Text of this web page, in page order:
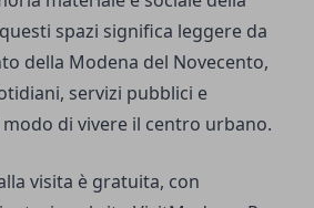
spazi significa leggere da
della Modena del Novecento,
servizi pubblici e
di vivere il centro urbano.
visita è gratuita, con